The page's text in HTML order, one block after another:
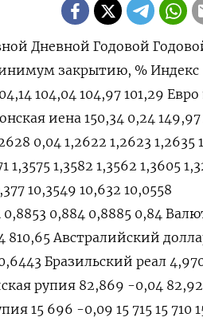
Дневной Годовой
закрытию, % Индекс
104,04 104,97 101,29 Евро
иена 150,34 0,24
0,04 1,2622 1,2623 1,2635
1,3582 1,3562 1,3605
10,3549 10,632 10,0558
0,884 0,8885 0,84
810,65 Австралийский
Бразильский реал
рупия 82,869 -0,04
15 696 -0,09 15 715 15 710